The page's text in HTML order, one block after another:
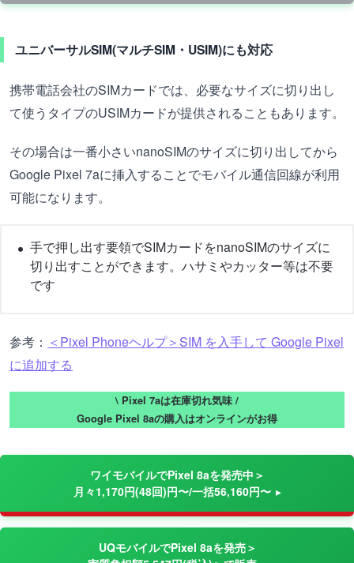
ユニバーサルSIM(マルチSIM・USIM)にも対応
携帯電話会社のSIMカードでは、必要なサイズに切り出し
て使うタイプのUSIMカードが提供されることもあります。
その場合は一番小さいnanoSIMのサイズに切り出してから
Google Pixel 7aに挿入することでモバイル通信回線が利用
可能になります。
手で押し出す要領でSIMカードをnanoSIMのサイズに
切り出すことができます。ハサミやカッター等は不要
です
参考： ＜Pixel Phoneヘルプ＞SIM を入手して Google Pixel
に追加する
\ Pixel 7aは在庫切れ気味 /
Google Pixel 8aの購入はオンラインがお得
ワイモバイルでPixel 8aを発売中＞
月々1,170円(48回)円〜/一括56,160円〜
UQモバイルでPixel 8aを発売＞